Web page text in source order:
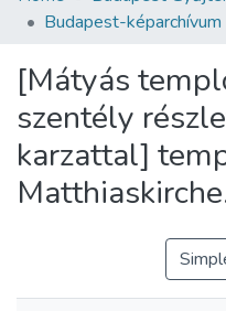
Statistics
About us
Budapest-képarchívum
[Mátyás
szentély
karzattal]